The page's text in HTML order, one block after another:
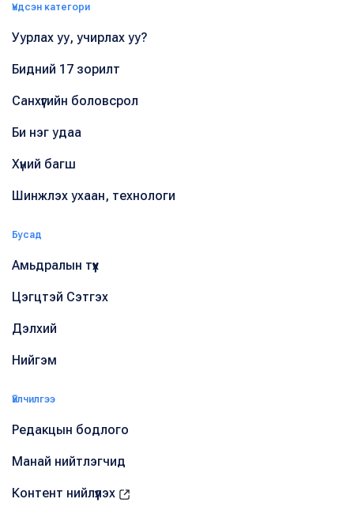
Үндсэн категори
Уурлах уу, учирлах уу?
Бидний 17 зорилт
Санхүүгийн боловсрол
Би нэг удаа
Хүний багш
Шинжлэх ухаан, технологи
Бусад
Амьдралын түүх
Цэгцтэй Сэтгэх
Дэлхий
Нийгэм
Үйлчилгээ
Редакцын бодлого
Манай нийтлэгчид
Контент нийлүүлэх